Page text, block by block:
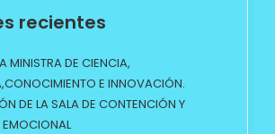
recientes
MINISTRA DE CIENCIA,
E INNOVACIÓN.
DE LA SALA DE CONTENCIÓN Y